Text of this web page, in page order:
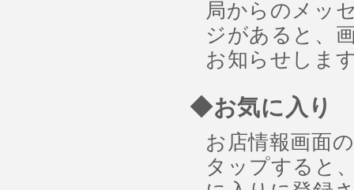
局からのメッ
ジがあると、
お知らせしま
◆お気に入り
お店情報画面
タップすると